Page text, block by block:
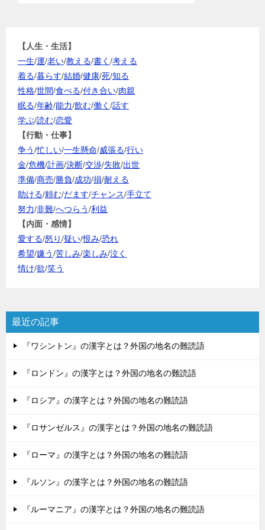
【人生・生活】
一生/運/老い/教える/書く /考える
着る/暮らす/結婚/健康/死/知る
性格/世間/食べる/付き合い/肉親
眠る/年齢/能力/飲む/働く /話す
学ぶ/読む/恋愛
【行動・仕事】
争う/忙しい/一生懸命/威張る/行い
金/危機/計画/決断/交渉/失敗/出世
準備/商売/勝負/成功/損/耐える
助ける/頼む/だます/チャンス/手立て
努力/非難/へつらう/利益
【内面・感情】
愛する/怒り/疑い/恨み/恐れ
希望/嫌う/苦しみ/楽しみ/泣く
情け/欲/笑う
最近の記事
『ワシントン』の漢字とは？外国の地名の難読語
『ロンドン』の漢字とは？外国の地名の難読語
『ロシア』の漢字とは？外国の地名の難読語
『ロサンゼルス』の漢字とは？外国の地名の難読語
『ローマ』の漢字とは？外国の地名の難読語
『ルソン』の漢字とは？外国の地名の難読語
『ルーマニア』の漢字とは？外国の地名の難読語